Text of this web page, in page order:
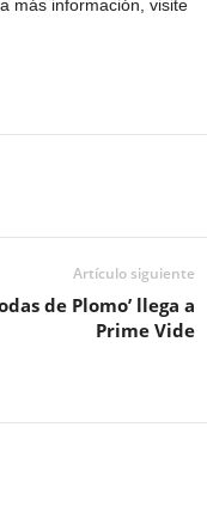
más información, visite
Artículo siguiente
de Plomo’ llega a
Prime Vide